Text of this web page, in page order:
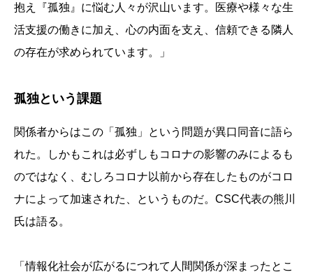
抱え『孤独』に悩む人々が沢山います。医療や様々な生
活支援の働きに加え、心の内面を支え、信頼できる隣人
の存在が求められています。」
孤独という課題
関係者からはこの「孤独」という問題が異口同音に語ら
れた。しかもこれは必ずしもコロナの影響のみによるも
のではなく、むしろコロナ以前から存在したものがコロ
ナによって加速された、というものだ。CSC代表の熊川
氏は語る。
「情報化社会が広がるにつれて人間関係が深まったとこ